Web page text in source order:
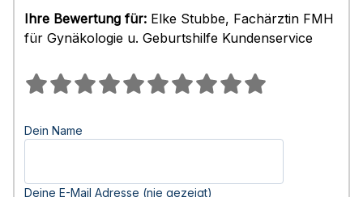
Ihre Bewertung für: Elke Stubbe, Fachärztin FMH
für Gynäkologie u. Geburtshilfe Kundenservice
Dein Name
Deine E-Mail Adresse (nie gezeigt)